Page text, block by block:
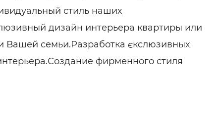
стиль наших
дизайн интерьера квартиры или
Вашей семьи.Разработка єкслюзивных
фирменного стиля